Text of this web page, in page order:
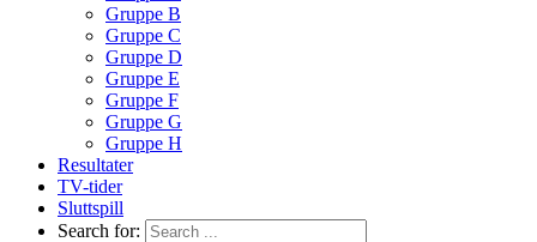
Gruppe B
Gruppe C
Gruppe D
Gruppe E
Gruppe F
Gruppe G
Gruppe H
Resultater
TV-tider
Sluttspill
Search for: